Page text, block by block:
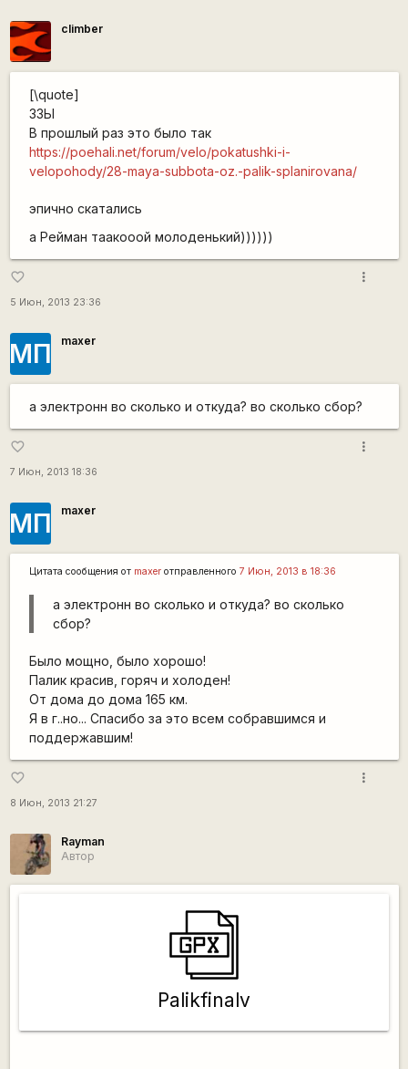
climber
[\quote]
ЗЗЫ
В прошлый раз это было так
https://poehali.net/forum/velo/pokatushki-i-
velopohody/28-maya-subbota-oz.-palik-splanirovana/
эпично скатались
а Рейман таакооой молоденький))))))
favorite_border
5 Июн, 2013 23:36
more_vert
МП maxer
а электронн во сколько и откуда? во сколько сбор?
favorite_border
7 Июн, 2013 18:36
more_vert
МП maxer
Цитата сообщения от maxerотправленного 7 Июн, 2013 в 18:36
а электронн во сколько и откуда? во сколько
сбор?
Было мощно, было хорошо!
Палик красив, горяч и холоден!
От дома до дома 165 км.
Я в г..но... Спасибо за это всем собравшимся и
поддержавшим!
favorite_border
8 Июн, 2013 21:27
more_vert
Rаyman
Автор
Palikfinalv